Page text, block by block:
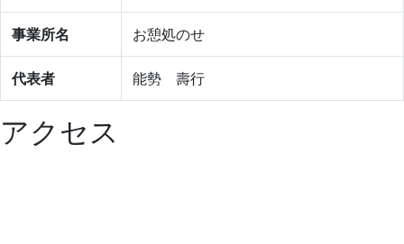
事業所名 お憩処のせ
代表者 能勢 壽行
アクセス